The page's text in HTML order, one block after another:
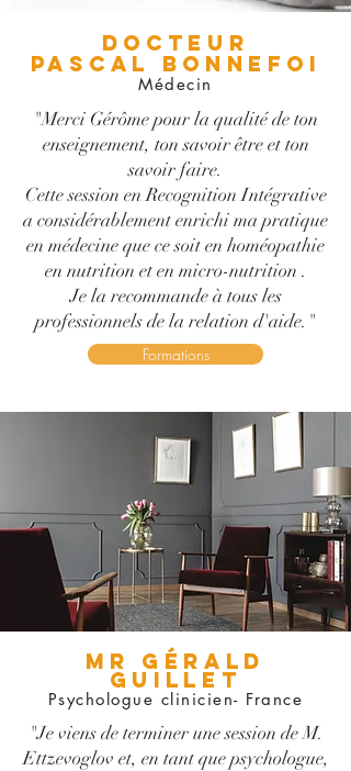
DOCTEUR
PASCAL BONNEFOI
Médecin
"Merci Gérôme pour la qualité de ton
enseignement, ton savoir être et ton
savoir faire.
Cette session en Recognition Intégrative
a considérablement enrichi ma pratique
en médecine que ce soit en homéopathie
en nutrition et en micro-nutrition .
Je la recommande à tous les
professionnels de la relation d'aide."
Formations
Mr GÉRALD
GUILLET
Psychologue clinicien- France
"Je viens de terminer une session de M.
Ettzevoglov et, en tant que psychologue,